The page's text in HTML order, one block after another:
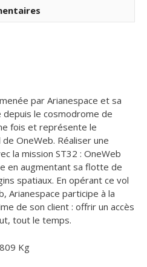
par Arianespace et sa
le cosmodrome de
fois et représente le
OneWeb. Réaliser une
la mission ST32 : OneWeb
en augmentant sa flotte de
spatiaux. En opérant ce vol
Arianespace participe à la
de son client : offrir un accès
tout le temps.
Kg